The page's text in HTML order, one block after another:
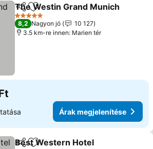
Megosztás
Hozzáadás a kedvencekhez
The Westin Grand Munich
5 Kategória
8,2 Nagyon jó
10 127
3.5 km-re innen: Marien tér
Árak megjelenítése
Megosztás
Best Western Hotel